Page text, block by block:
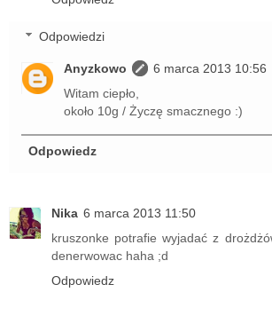
Odpowiedzi
Anyzkowo
6 marca 2013 10:56
Witam ciepło,
około 10g / Życzę smacznego :)
Odpowiedz
Nika 6 marca 2013 11:50
kruszonke potrafie wyjadać z
denerwowac haha ;d
Odpowiedz